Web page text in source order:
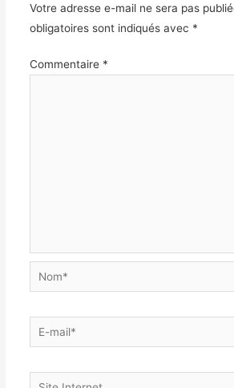
Votre adresse e-mail ne sera pas
obligatoires sont indiqués avec *
Commentaire *
Nom*
E-
mail*
Site